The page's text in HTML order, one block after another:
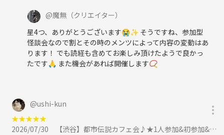
闇の案内人（主催者プロフィール）
・Nikola Tetsuya（ニコラ・テツヤ）
「都市伝説を語る会 代表」
フリーランス、東京都出身、1986年生まれ。都市伝説を語る交流イベン
・魔無（まな）・怪談研究家
千葉県出身。家族団欒＝心霊話で盛り上がる家庭で育ち、絵本の代わり
@魔無 （クリエイター）
星4つ、ありがとうございます😭✨ そうですね、参加型
怪談会なので割とその時のメンツによって内容の変動はあ
ります！ でも読経も含めてお楽しみ頂けたようで良かっ
たです🙏 また機会があれば開催します📿
@ushi-kun
★★★★★
2026/07/30
【渋谷】都市伝説カフェ会♪★1人参加&初参加&途中参加大歓迎★仕事帰りに楽しいご縁を♪毎回満員御礼★出会い★交流会に参加